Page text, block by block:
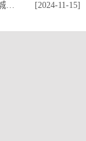
知 [2024-11-15]